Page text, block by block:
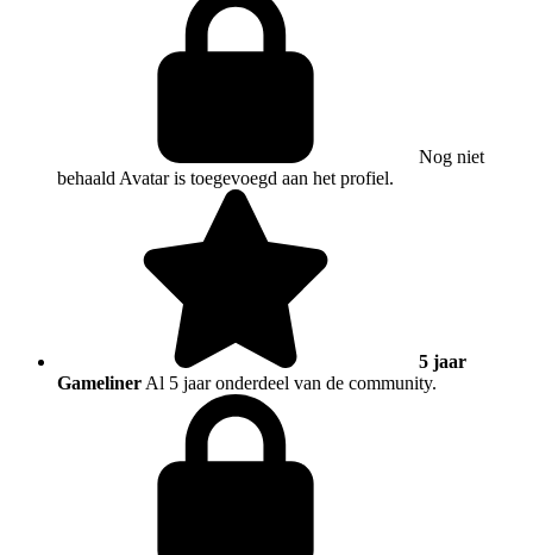
Nog niet
behaald Avatar is toegevoegd aan het profiel.
5 jaar
Gameliner Al 5 jaar onderdeel van de community.